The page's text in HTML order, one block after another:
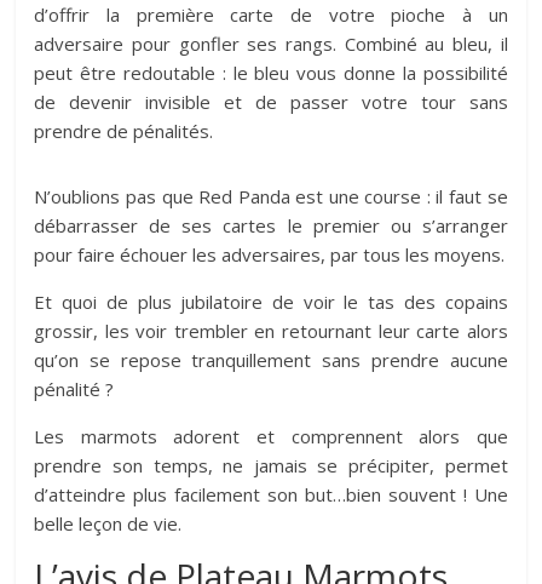
d’offrir la première carte de votre pioche à un
adversaire pour gonfler ses rangs. Combiné au bleu, il
peut être redoutable : le bleu vous donne la possibilité
de devenir invisible et de passer votre tour sans
prendre de pénalités.
N’oublions pas que Red Panda est une course : il faut se
débarrasser de ses cartes le premier ou s’arranger
pour faire échouer les adversaires, par tous les moyens.
Et quoi de plus jubilatoire de voir le tas des copains
grossir, les voir trembler en retournant leur carte alors
qu’on se repose tranquillement sans prendre aucune
pénalité ?
Les marmots adorent et comprennent alors que
prendre son temps, ne jamais se précipiter, permet
d’atteindre plus facilement son but…bien souvent ! Une
belle leçon de vie.